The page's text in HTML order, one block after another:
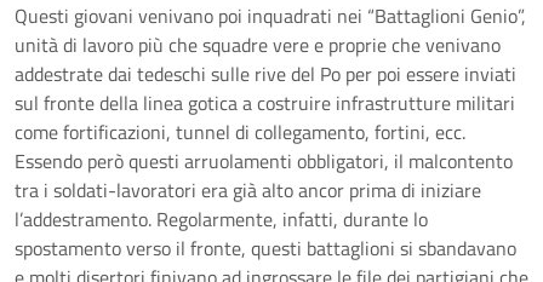
Questi giovani venivano poi inquadrati nei “Battaglioni Genio”,
unità di lavoro più che squadre vere e proprie che venivano
addestrate dai tedeschi sulle rive del Po per poi essere inviati
sul fronte della linea gotica a costruire infrastrutture militari
come fortificazioni, tunnel di collegamento, fortini, ecc.
Essendo però questi arruolamenti obbligatori, il malcontento
tra i soldati-lavoratori era già alto ancor prima di iniziare
l’addestramento. Regolarmente, infatti, durante lo
spostamento verso il fronte, questi battaglioni si sbandavano